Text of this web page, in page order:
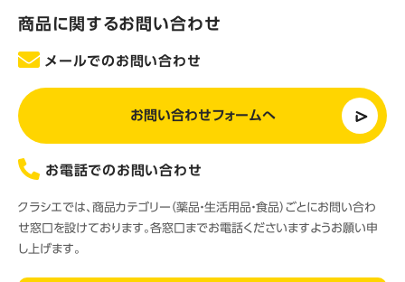
商品に関するお問い合わせ
メールでのお問い合わせ
お問い合わせフォームへ
お電話でのお問い合わせ
クラシエでは、商品カテゴリー（薬品・生活用品・食品）ごとにお問い合わ
せ窓口を設けております。各窓口までお電話くださいますようお願い申
し上げます。